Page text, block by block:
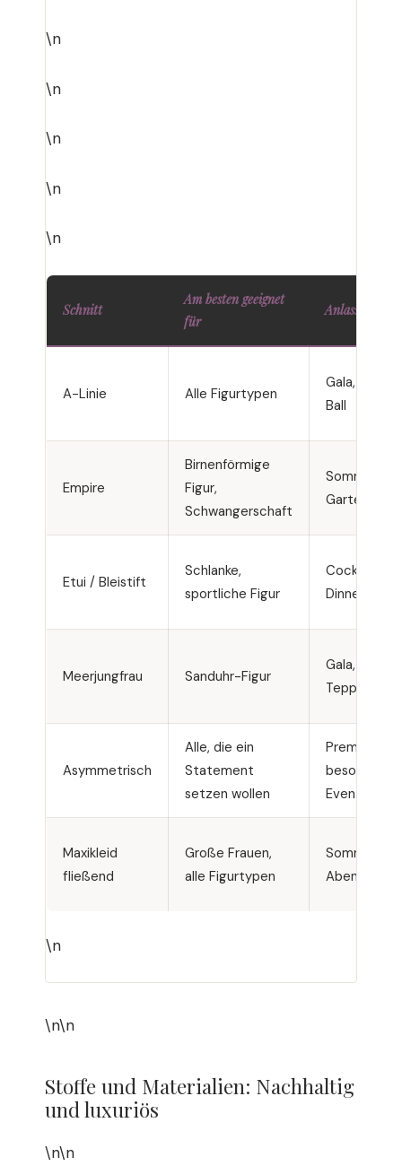
\n
\n
\n
\n
\n
Schnitt
Am besten geeignet
für
Anlass
A-Linie Alle Figurtypen
Gala,
Ball
Empire
Birnenförmige
Figur,
Schwangerschaft
Etui / Bleistift
Schlanke,
sportliche Figur
Dinner
Meerjungfrau Sanduhr-Figur
Gala, Roter
Teppich
Asymmetrisch
Alle, die ein
Statement
setzen wollen
Premieren,
besondere
Events
Maxikleid
fließend
Große Frauen,
alle Figurtypen
\n
\n\n
Stoffe und Materialien: Nachhaltig
und luxuriös
\n\n